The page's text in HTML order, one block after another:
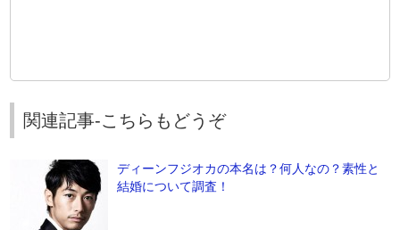
関連記事-こちらもどうぞ
ディーンフジオカの本名は？何人なの？素性と
結婚について調査！